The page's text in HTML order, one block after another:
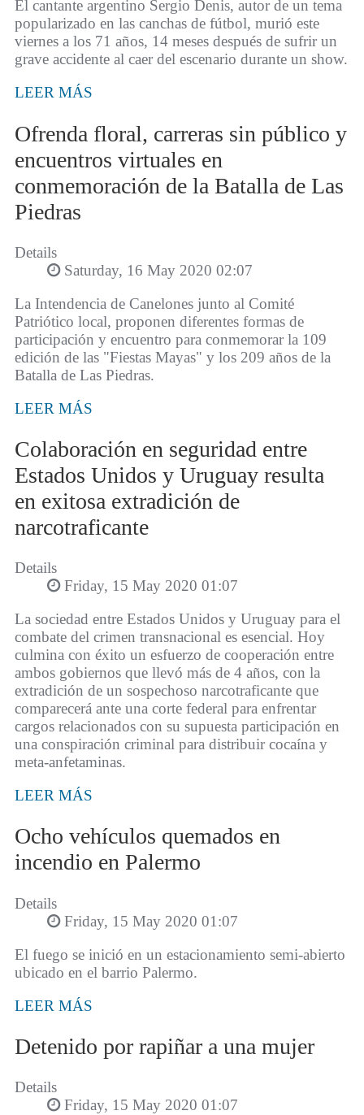
El cantante argentino Sergio Denis, autor de un tema
popularizado en las canchas de fútbol, murió este
viernes a los 71 años, 14 meses después de sufrir un
grave accidente al caer del escenario durante un show.
LEER MÁS
Ofrenda floral, carreras sin público y
encuentros virtuales en
conmemoración de la Batalla de Las
Piedras
Details
Saturday, 16 May 2020 02:07
La Intendencia de Canelones junto al Comité
Patriótico local, proponen diferentes formas de
participación y encuentro para conmemorar la 109
edición de las "Fiestas Mayas" y los 209 años de la
Batalla de Las Piedras.
LEER MÁS
Colaboración en seguridad entre
Estados Unidos y Uruguay resulta
en exitosa extradición de
narcotraficante
Details
Friday, 15 May 2020 01:07
La sociedad entre Estados Unidos y Uruguay para el
combate del crimen transnacional es esencial. Hoy
culmina con éxito un esfuerzo de cooperación entre
ambos gobiernos que llevó más de 4 años, con la
extradición de un sospechoso narcotraficante que
comparecerá ante una corte federal para enfrentar
cargos relacionados con su supuesta participación en
una conspiración criminal para distribuir cocaína y
meta-anfetaminas.
LEER MÁS
Ocho vehículos quemados en
incendio en Palermo
Details
Friday, 15 May 2020 01:07
El fuego se inició en un estacionamiento semi-abierto
ubicado en el barrio Palermo.
LEER MÁS
Detenido por rapiñar a una mujer
Details
Friday, 15 May 2020 01:07